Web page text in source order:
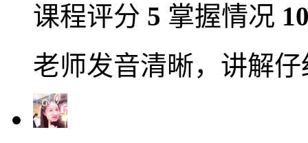
课程评分 5 掌握情况
老师发音清晰，讲解仔